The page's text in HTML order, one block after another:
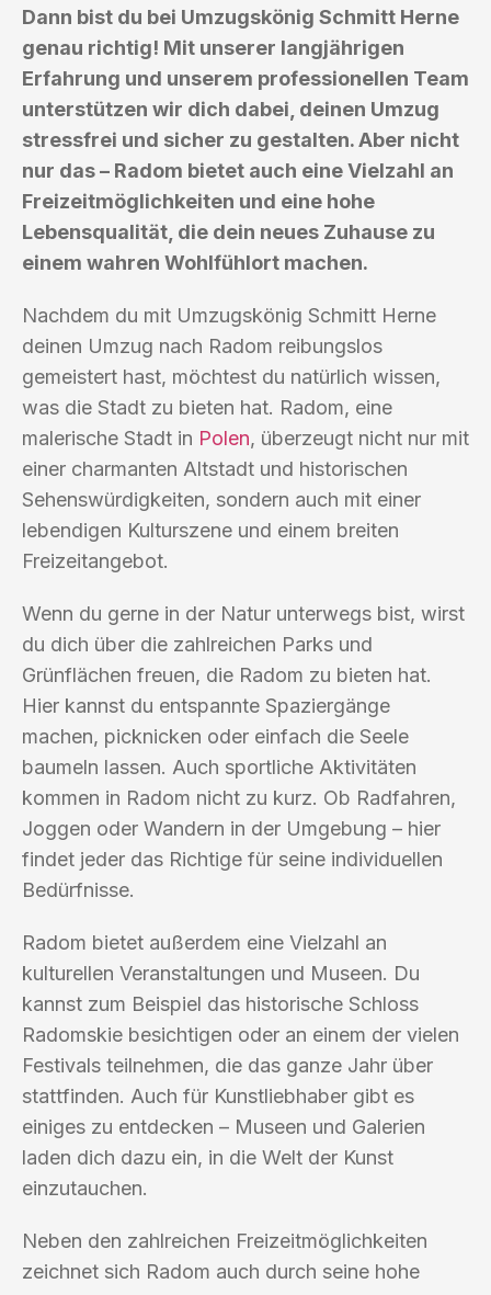
Dann bist du bei Umzugskönig Schmitt Herne
genau richtig! Mit unserer langjährigen
Erfahrung und unserem professionellen Team
unterstützen wir dich dabei, deinen Umzug
stressfrei und sicher zu gestalten. Aber nicht
nur das – Radom bietet auch eine Vielzahl an
Freizeitmöglichkeiten und eine hohe
Lebensqualität, die dein neues Zuhause zu
einem wahren Wohlfühlort machen.
Nachdem du mit Umzugskönig Schmitt Herne
deinen Umzug nach Radom reibungslos
gemeistert hast, möchtest du natürlich wissen,
was die Stadt zu bieten hat. Radom, eine
malerische Stadt in Polen, überzeugt nicht nur mit
einer charmanten Altstadt und historischen
Sehenswürdigkeiten, sondern auch mit einer
lebendigen Kulturszene und einem breiten
Freizeitangebot.
Wenn du gerne in der Natur unterwegs bist, wirst
du dich über die zahlreichen Parks und
Grünflächen freuen, die Radom zu bieten hat.
Hier kannst du entspannte Spaziergänge
machen, picknicken oder einfach die Seele
baumeln lassen. Auch sportliche Aktivitäten
kommen in Radom nicht zu kurz. Ob Radfahren,
Joggen oder Wandern in der Umgebung – hier
findet jeder das Richtige für seine individuellen
Bedürfnisse.
Radom bietet außerdem eine Vielzahl an
kulturellen Veranstaltungen und Museen. Du
kannst zum Beispiel das historische Schloss
Radomskie besichtigen oder an einem der vielen
Festivals teilnehmen, die das ganze Jahr über
stattfinden. Auch für Kunstliebhaber gibt es
einiges zu entdecken – Museen und Galerien
laden dich dazu ein, in die Welt der Kunst
einzutauchen.
Neben den zahlreichen Freizeitmöglichkeiten
zeichnet sich Radom auch durch seine hohe